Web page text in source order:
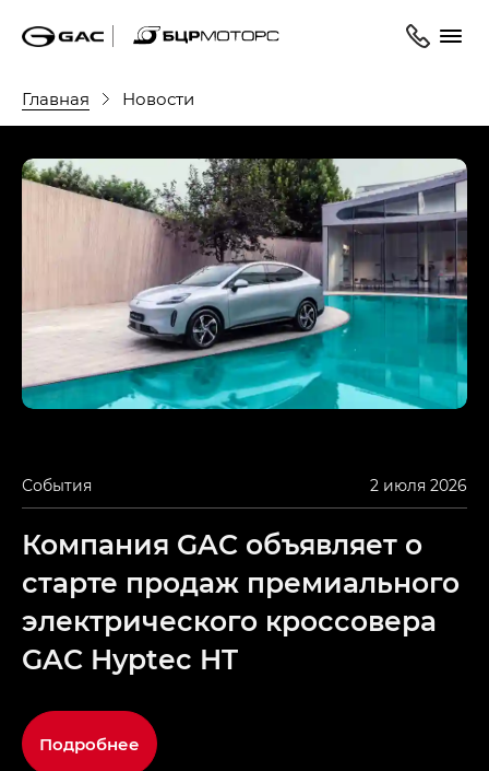
Главная Новости
События 2 июля 2026
Компания GAC объявляет о
старте продаж премиального
электрического кроссовера
GAC Hyptec HT
Подробнее